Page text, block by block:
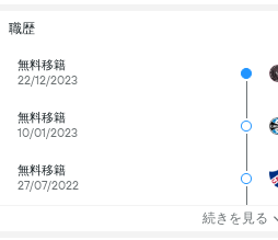
職歴
無料移籍
22/12/2023
無料移籍
10/01/2023
無料移籍
27/07/2022
続きを見る